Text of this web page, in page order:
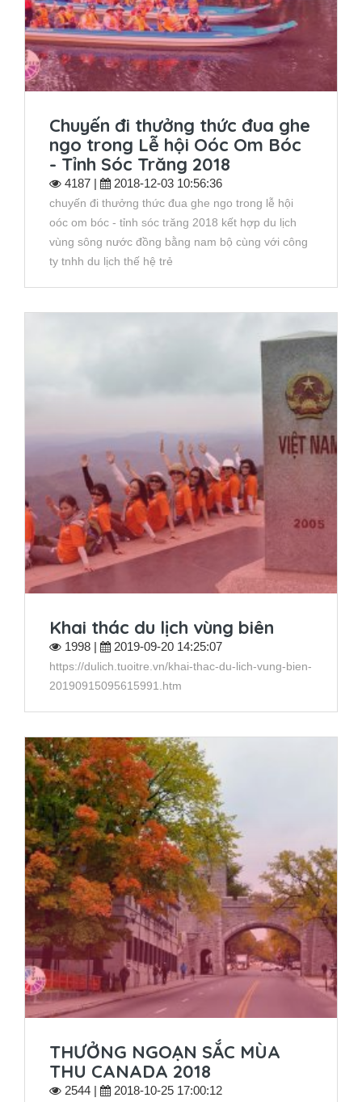
Chuyến đi thưởng thức đua ghe
ngo trong Lễ hội Oóc Om Bóc
- Tỉnh Sóc Trăng 2018
4187 |
2018-12-03 10:56:36
chuyến đi thưởng thức đua ghe ngo trong lễ hội
oóc om bóc - tỉnh sóc trăng 2018 kết hợp du lịch
vùng sông nước đồng bằng nam bộ cùng với công
ty tnhh du lịch thế hệ trẻ
Khai thác du lịch vùng biên
1998 |
2019-09-20 14:25:07
https://dulich.tuoitre.vn/khai-thac-du-lich-vung-bien-
20190915095615991.htm
THƯỞNG NGOẠN SẮC MÙA
THU CANADA 2018
2544 |
2018-10-25 17:00:12